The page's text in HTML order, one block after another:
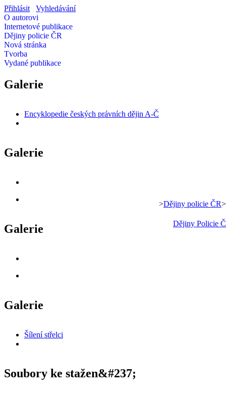
Přihlásit
Vyhledávání
O autorovi
Internetové publikace
Dějiny policie ČR
Nová stránka
Tvorba
Vydané publikace
Galerie
Encyklopedie českých právních dějin A-Č
Galerie
Galerie
Galerie
Šílení střelci
Soubory ke stažen&#237;
>Dějiny policie ČR>
Dějiny Policie